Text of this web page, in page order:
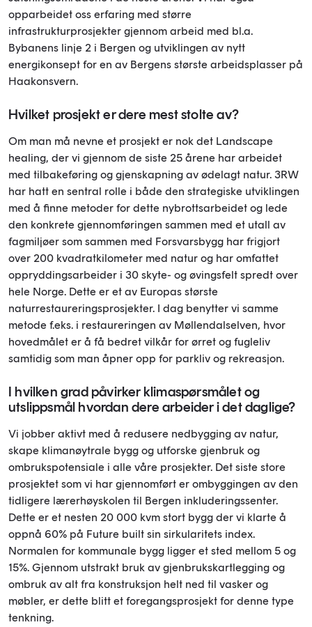
opparbeidet oss erfaring med større
infrastrukturprosjekter gjennom arbeid med bl.a.
Bybanens linje 2 i Bergen og utviklingen av nytt
energikonsept for en av Bergens største arbeidsplasser på
Haakonsvern.
Hvilket prosjekt er dere mest stolte av?
Om man må nevne et prosjekt er nok det Landscape
healing, der vi gjennom de siste 25 årene har arbeidet
med tilbakeføring og gjenskapning av ødelagt natur. 3RW
har hatt en sentral rolle i både den strategiske utviklingen
med å finne metoder for dette nybrottsarbeidet og lede
den konkrete gjennomføringen sammen med et utall av
fagmiljøer som sammen med Forsvarsbygg har frigjort
over 200 kvadratkilometer med natur og har omfattet
oppryddingsarbeider i 30 skyte- og øvingsfelt spredt over
hele Norge. Dette er et av Europas største
naturrestaureringsprosjekter. I dag benytter vi samme
metode f.eks. i restaureringen av Møllendalselven, hvor
hovedmålet er å få bedret vilkår for ørret og fugleliv
samtidig som man åpner opp for parkliv og rekreasjon.
I hvilken grad påvirker klimaspørsmålet og
utslippsmål hvordan dere arbeider i det daglige?
Vi jobber aktivt med å redusere nedbygging av natur,
skape klimanøytrale bygg og utforske gjenbruk og
ombrukspotensiale i alle våre prosjekter. Det siste store
prosjektet som vi har gjennomført er ombyggingen av den
tidligere lærerhøyskolen til Bergen inkluderingssenter.
Dette er et nesten 20 000 kvm stort bygg der vi klarte å
oppnå 60% på Future built sin sirkularitets index.
Normalen for kommunale bygg ligger et sted mellom 5 og
15%. Gjennom utstrakt bruk av gjenbrukskartlegging og
ombruk av alt fra konstruksjon helt ned til vasker og
møbler, er dette blitt et foregangsprosjekt for denne type
tenkning.